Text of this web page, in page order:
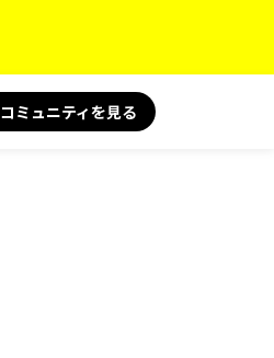
コミュニティを見る